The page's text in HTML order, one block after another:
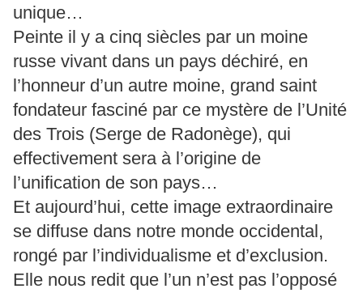
unique…
Peinte il y a cinq siècles par un moine
russe vivant dans un pays déchiré, en
l’honneur d’un autre moine, grand saint
fondateur fasciné par ce mystère de l’Unité
des Trois (Serge de Radonège), qui
effectivement sera à l’origine de
l’unification de son pays…
Et aujourd’hui, cette image extraordinaire
se diffuse dans notre monde occidental,
rongé par l’individualisme et d’exclusion.
Elle nous redit que l’un n’est pas l’opposé